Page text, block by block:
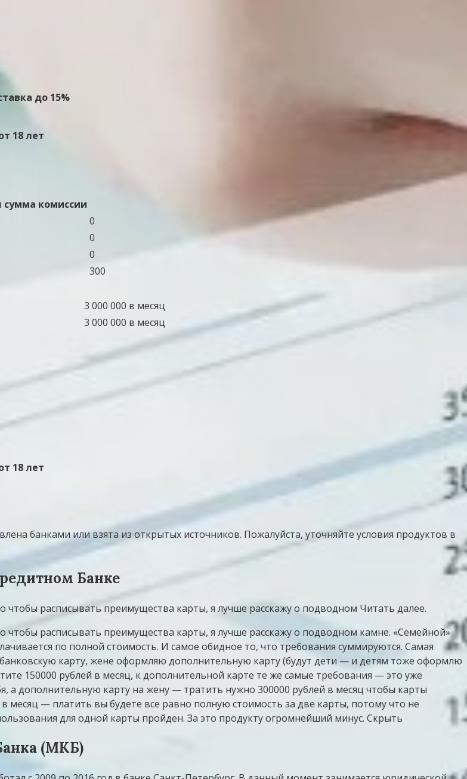
до 15%
18 лет
комиссии
0
0
0
300
3 000 000 в месяц
3 000 000 в месяц
18 лет
банками или взята из открытых источников. Пожалуйста, уточняйте условия продуктов в
Банке
расписывать преимущества карты, я лучше расскажу о подводном Читать далее.
расписывать преимущества карты, я лучше расскажу о подводном камне. «Семейной»
по полной стоимость. И самое обидное то, что требования суммируются. Самая
карту, жене оформляю дополнительную карту (будут дети — и детям тоже оформлю
150000 рублей в месяц, к дополнительной карте те же самые требования — это уже
а дополнительную карту на жену — тратить нужно 300000 рублей в месяц чтобы карты
месяц — платить вы будете все равно полную стоимость за две карты, потому что не
для одной карты пройден. За это продукту огромнейший минус. Скрыть
(МКБ)